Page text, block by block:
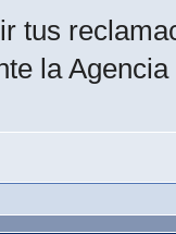
tus
la